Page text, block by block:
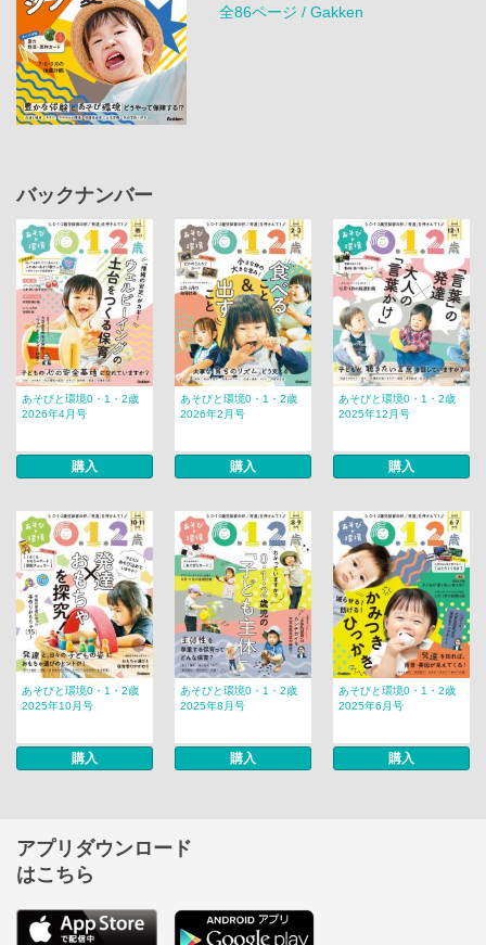
全86ページ / Gakken
バックナンバー
あそびと環境0・1・2歳
2026年4月号
購入
あそびと環境0・1・2歳
2026年2月号
購入
あそびと環境0・1・2歳
2025年12月号
購入
あそびと環境0・1・2歳
2025年10月号
購入
あそびと環境0・1・2歳
2025年8月号
購入
あそびと環境0・1・2歳
2025年6月号
購入
アプリダウンロード
はこちら